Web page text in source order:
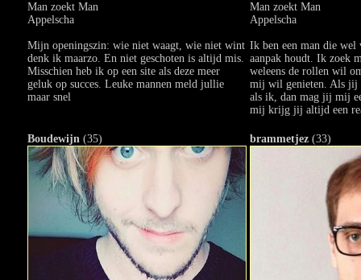
Man zoekt Man
Appelscha
Mijn openingszin: wie niet waagt, wie niet wint
denk ik maarzo. En niet geschoten is altijd mis.
Misschien heb ik op een site als deze meer
geluk op succes. Leuke mannen meld jullie
maar snel
Man zoekt Man
Appelscha
Ik ben een man die wel
aanpak houdt. Ik zoek
weleens de rollen wil
mij wil genieten. Als jij
als ik, dan mag jij mij
mij krijg jij altijd een
Boudewijn (35) brammetjez (33)